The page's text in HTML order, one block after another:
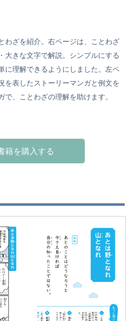
わざを紹介。右ページは、ことわざ
大きな文字で解説。シンプルにする
に理解できるようにしました。左ペ
を表したストーリーマンガと例文を
で、ことわざの理解を助けます。
籍を購入する